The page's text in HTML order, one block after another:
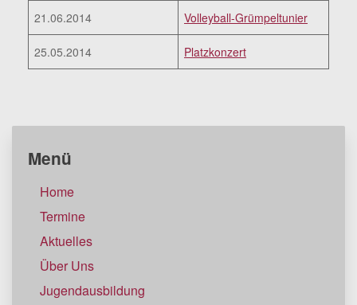
21.06.2014 Volleyball-Grümpeltunier
25.05.2014 Platzkonzert
Menü
Home
Termine
Aktuelles
Über Uns
Jugendausbildung